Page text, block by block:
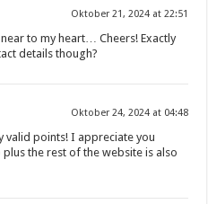
Oktober 21, 2024 at 22:51
near to my heart… Cheers! Exactly
details though?
Oktober 24, 2024 at 04:48
valid points! I appreciate you
the rest of the website is also